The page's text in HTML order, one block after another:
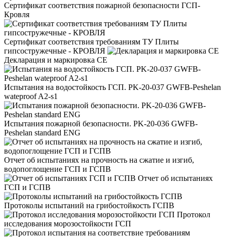
Сертификат соответствия пожарной безопасности ГСП-
Кровля
Сертификат соответствия требованиям ТУ Плиты
гипсостружечные - КРОВЛЯ
Декларация и маркировка CE
Испытания на водостойкость ГСП. PK-20-037 GWFB-Peshelan
wateproof A2-s1
Испытания пожарной безопасности. PK-20-036 GWFB-
Peshelan standard ENG
Отчет об испытаниях на прочность на сжатие и изгиб,
водопоглощение ГСП и ГСПВ
Отчет об испытаниях
ГСП и ГСПВ
Протоколы испытаний на грибостойкость ГСПВ
Протокол
исследования морозостойкости ГСП